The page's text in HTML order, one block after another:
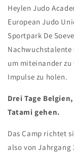
Heylen Judo
European Judo
Sportpark De
Nachwuchstalente
um miteinander
Impulse zu holen.
Drei Tage
Tatami gehen.
Das Camp richtet
also von Jahrgang